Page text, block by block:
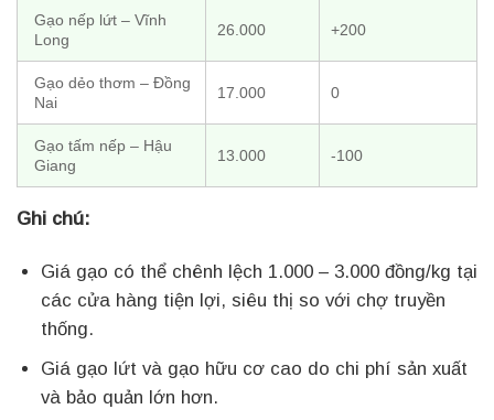
Gạo nếp lứt – Vĩnh
Long
26.000 +200
Gạo dẻo thơm – Đồng
Nai
17.000 0
Gạo tấm nếp – Hậu
Giang
13.000 -100
Ghi chú:
Giá gạo có thể chênh lệch 1.000 – 3.000 đồng/kg tại
các cửa hàng tiện lợi, siêu thị so với chợ truyền
thống.
Giá gạo lứt và gạo hữu cơ cao do chi phí sản xuất
và bảo quản lớn hơn.